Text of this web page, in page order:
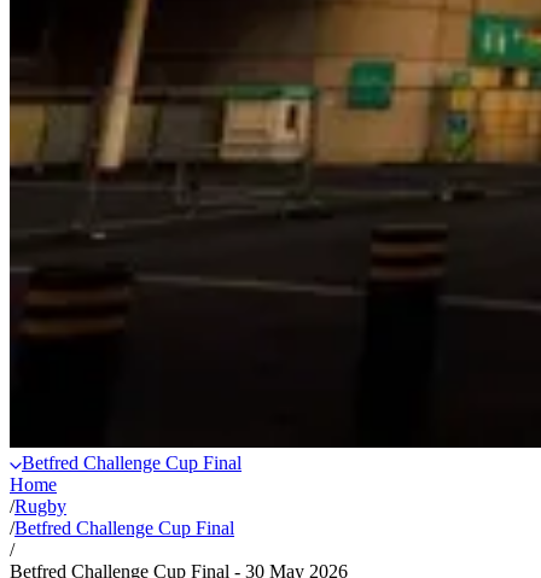
Betfred Challenge Cup Final
Home
/Rugby
/Betfred Challenge Cup Final
/
Betfred Challenge Cup Final - 30 May 2026